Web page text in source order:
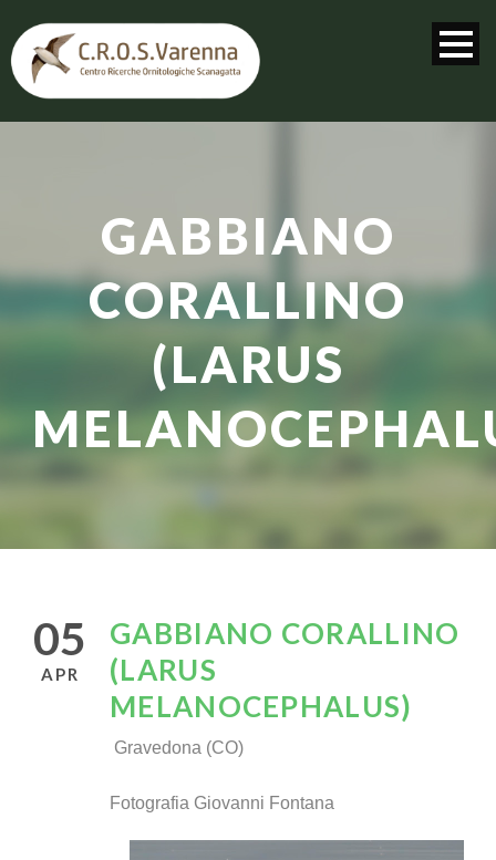
GABBIANO
CORALLINO
(LARUS
05
APR
GABBIANO CORALLINO
(LARUS
MELANOCEPHALUS)
Gravedona (CO)
Fotografia Giovanni Fontana